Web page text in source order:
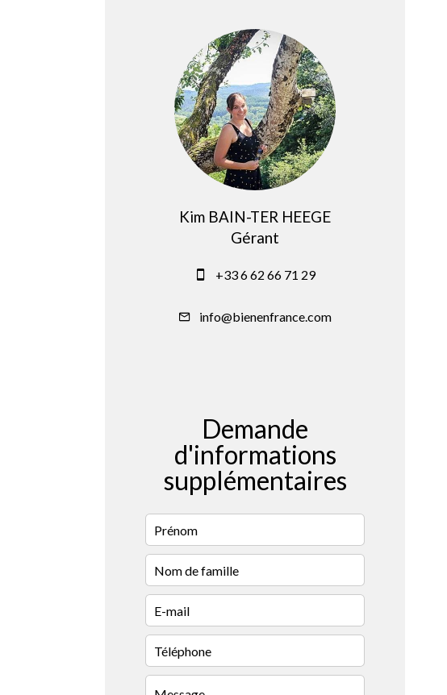
Kim BAIN-TER HEEGE
Gérant
+33 6 62 66 71 29
info@bienenfrance.com
Demande
d'informations
supplémentaires